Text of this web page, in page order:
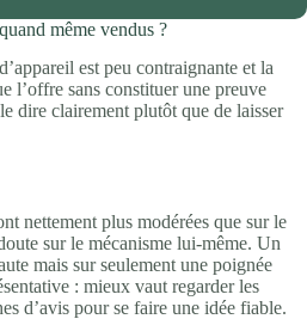
même vendus ?
est peu contraignante et la
l’offre sans constituer une preuve
dire clairement plutôt que de laisser
nettement plus modérées que sur le
sur le mécanisme lui-même. Un
mais sur seulement une poignée
: mieux vaut regarder les
d’avis pour se faire une idée fiable.